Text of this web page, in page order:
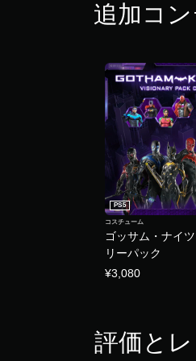
追加コ
ゴッサム・ナイ
リーパック
PS5
コスチューム
¥3,080
評価と